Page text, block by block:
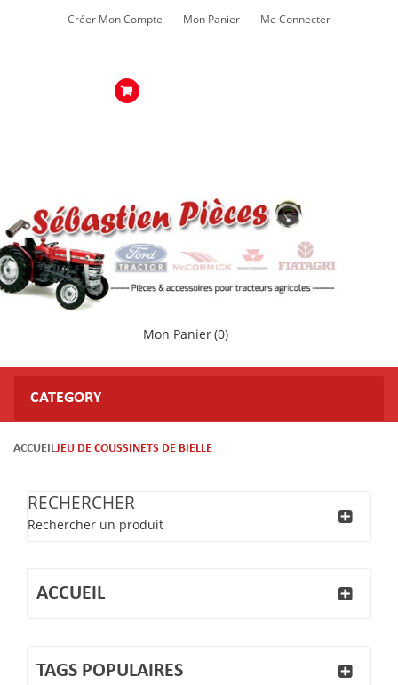
Créer Mon Compte Mon Panier Me Connecter
Mon Panier(0)
CATEGORY
ACCUEILJEU DE COUSSINETS DE BIELLE
RECHERCHER
Rechercher un produit
ACCUEIL
TAGS POPULAIRES